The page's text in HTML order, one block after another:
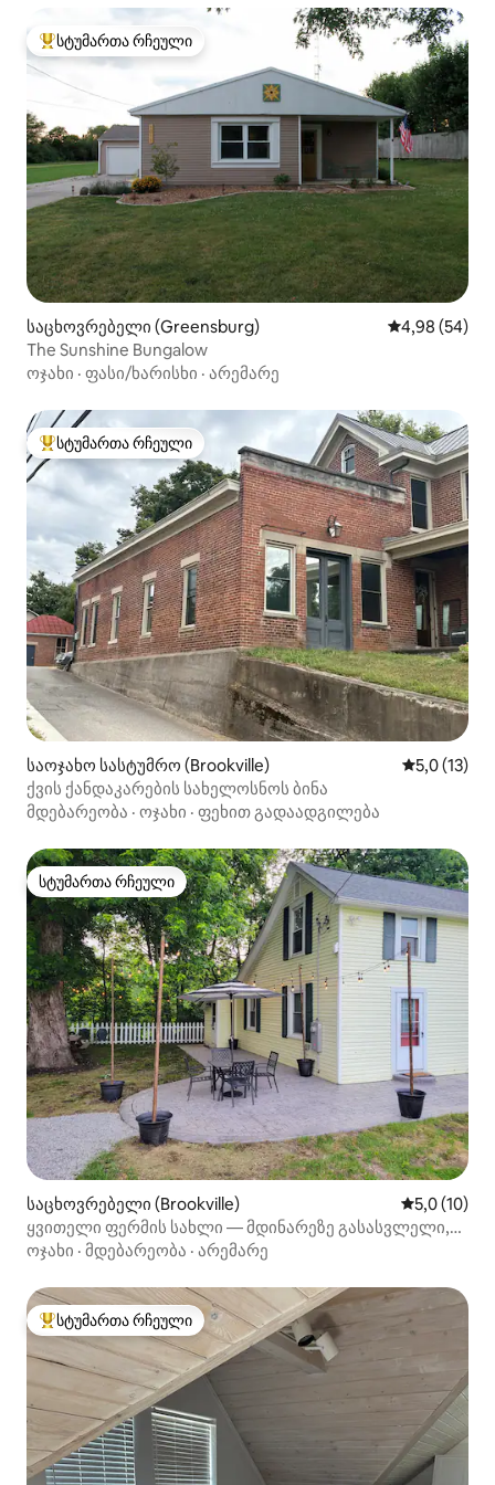
სტუმართა რჩეული მოწინავე ვარიანტი
სტუმართა რჩეული
საცხოვრებელი (Greensburg) საშუალო
4,98 (54)
The Sunshine Bungalow
ოჯახი · ფასი/ხარისხი · არემარე
სტუმართა რჩეული მოწინავე ვარიანტი
სტუმართა რჩეული
საოჯახო სასტუმრო (Brookville) საშუალო
5,0 (13)
ქვის ქანდაკარების სახელოსნოს ბინა
მდებარეობა · ოჯახი · ფეხით გადაადგილება
სტუმართა რჩეული
სტუმართა რჩეული
საცხოვრებელი (Brookville) საშუალო
5,0 (10)
ყვითელი ფერმის სახლი — მდინარეზე გასასვლელი,
კოცონის დასანთები ადგილი, 6 საწოლი
ოჯახი · მდებარეობა · არემარე
სტუმართა რჩეული მოწინავე ვარიანტი
სტუმართა რჩეული